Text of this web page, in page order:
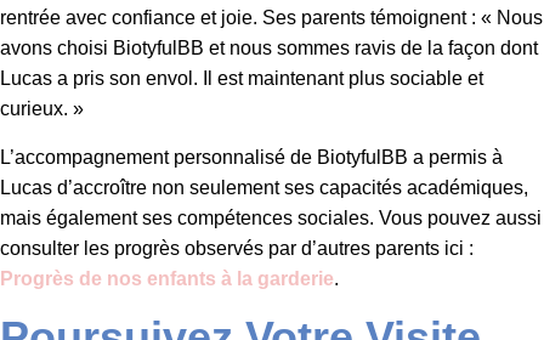
rentrée avec confiance et joie. Ses parents témoignent : « Nous
avons choisi BiotyfulBB et nous sommes ravis de la façon dont
Lucas a pris son envol. Il est maintenant plus sociable et
curieux. »
L’accompagnement personnalisé de BiotyfulBB a permis à
Lucas d’accroître non seulement ses capacités académiques,
mais également ses compétences sociales. Vous pouvez aussi
consulter les progrès observés par d’autres parents ici :
Progrès de nos enfants à la garderie.